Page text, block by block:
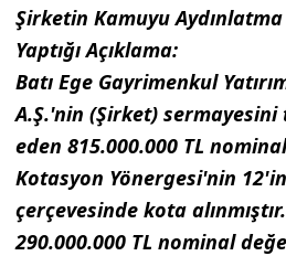
Şirketin Kamuyu
Yaptığı Açıklama:
Batı Ege Gayrimenkul
A.Ş.'nin (Şirket) sermayesini
eden 815.000.000 TL
Kotasyon Yönergesi'nin
çerçevesinde kota
290.000.000 TL nominal